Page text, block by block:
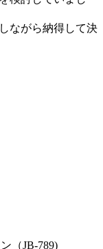
ながら納得して決
（JB-789)